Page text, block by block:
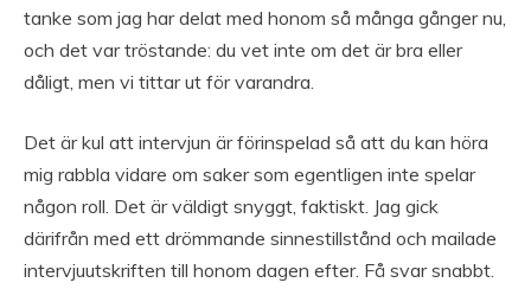
tanke som jag har delat med honom så många gånger nu,
och det var tröstande: du vet inte om det är bra eller
dåligt, men vi tittar ut för varandra.
Det är kul att intervjun är förinspelad så att du kan höra
mig rabbla vidare om saker som egentligen inte spelar
någon roll. Det är väldigt snyggt, faktiskt. Jag gick
därifrån med ett drömmande sinnestillstånd och mailade
intervjuutskriften till honom dagen efter. Få svar snabbt.